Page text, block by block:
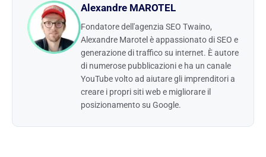
Alexandre MAROTEL
Fondatore dell'agenzia SEO Twaino,
Alexandre Marotel è appassionato di SEO e
generazione di traffico su internet. È autore
di numerose pubblicazioni e ha un canale
YouTube volto ad aiutare gli imprenditori a
creare i propri siti web e migliorare il
posizionamento su Google.